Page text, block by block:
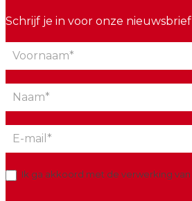
Schrijf je in voor onze nieuwsbrief
Nieuwsbrief
Ik ga akkoord met de verwerking